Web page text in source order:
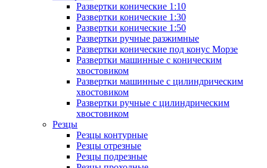
Развертки конические 1:10
Развертки конические 1:30
Развертки конические 1:50
Развертки ручные разжимные
Развертки конические под конус Морзе
Развертки машинные с коническим
хвостовиком
Развертки машинные с цилиндрическим
хвостовиком
Развертки ручные с цилиндрическим
хвостовиком
Резцы
Резцы контурные
Резцы отрезные
Резцы подрезные